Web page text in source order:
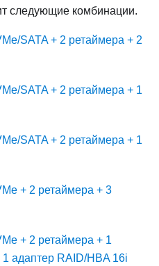
следующие комбинации.
SATA + 2 ретаймера + 2
SATA + 2 ретаймера + 1
SATA + 2 ретаймера + 1
+ 2 ретаймера + 3
+ 2 ретаймера + 1
адаптер RAID/HBA 16i